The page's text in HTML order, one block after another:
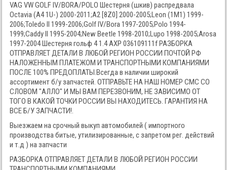
VAG VW GOLF IV/BORA/POLO Шестерня (шкив) распредвала
Octavia (A4 1U-) 2000-2011;A2 [8Z0] 2000-2005;Leon (1M1) 1999-
2006;Toledo II 1999-2006;Golf IV/Bora 1997-2005;Polo 1994-
1999;Caddy II 1995-2004;New Beetle 1998-2010;Lupo 1998-2005;Arosa
1997-2004 Шестерня гольф 4 1.4 AXP 036109111f РАЗБОРКА
ОТПРАВЛЯЕТ ДЕТАЛИ В ЛЮБОЙ РЕГИОН РОССИИ ПОЧТОЙ РФ
НАЛОЖЕННЫМ ПЛАТЕЖОМ И ТРАНСПОРТНЫМИ КОМПАНИЯМИ
ПОСЛЕ 100% ПРЕДОПЛАТЫ.Всегда в наличии широкий
ассортимент б/у запчастей. ОТПРАВЬТЕ НА НАШ НОМЕР СМС СО
СЛОВОМ "АЛЛО" И МЫ ВАМ ПЕРЕЗВОНИМ, НЕ ЗАВИСИМО ОТ
ТОГО В КАКОЙ ТОЧКИ РОССИИ ВЫ НАХОДИТЕСЬ. ГАРАНТИЯ НА
ВСЕ Б/У ЗАПЧАСТИ!.
Выезжаем на срочный выкуп автомобилей ( импортного
производства битые, утилизированные, с запретом рег. действий
и т.д ) на запчасти
РАЗБОРКА ОТПРАВЛЯЕТ ДЕТАЛИ В ЛЮБОЙ РЕГИОН РОССИИ